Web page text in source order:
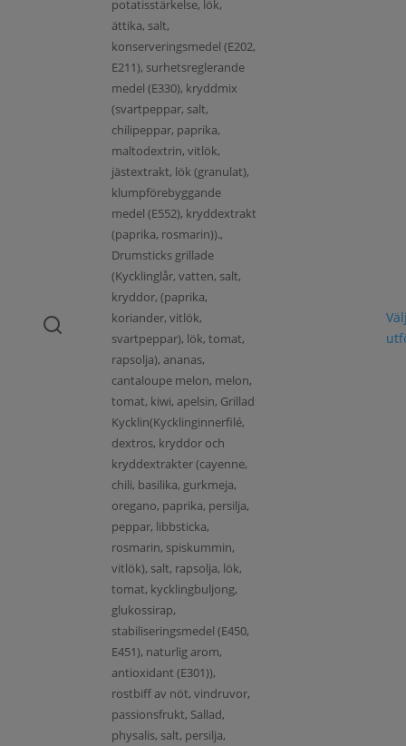
potatisstärkelse, lök,
ättika, salt,
konserveringsmedel (E202,
E211), surhetsreglerande
medel (E330), kryddmix
(svartpeppar, salt,
chilipeppar, paprika,
maltodextrin, vitlök,
jästextrakt, lök (granulat),
klumpförebyggande
medel (E552), kryddextrakt
(paprika, rosmarin)).,
Drumsticks grillade
(Kycklinglår, vatten, salt,
kryddor, (paprika,
koriander, vitlök,
svartpeppar), lök, tomat,
rapsolja), ananas,
cantaloupe melon, melon,
tomat, kiwi, apelsin, Grillad
Kycklin(Kycklinginnerfilé,
dextros, kryddor och
kryddextrakter (cayenne,
chili, basilika, gurkmeja,
oregano, paprika, persilja,
peppar, libbsticka,
rosmarin, spiskummin,
vitlök), salt, rapsolja, lök,
tomat, kycklingbuljong,
glukossirap,
stabiliseringsmedel (E450,
E451), naturlig arom,
antioxidant (E301)),
rostbiff av nöt, vindruvor,
passionsfrukt, Sallad,
physalis, salt, persilja,